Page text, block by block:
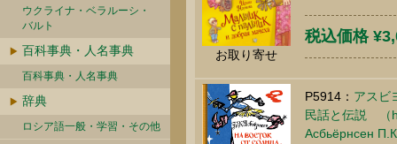
ウクライナ・ベラルーシ・
バルト
百科事典・人名事典
百科事典・人名事典
辞典
ロシア語一般・学習・その他
お取り寄せ
税込価格
P5914： アスビ
民話と伝説 （
Асбьёрнсен